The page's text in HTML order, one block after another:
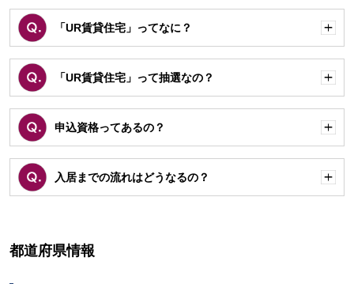
「UR賃貸住宅」ってなに？
く
「UR賃貸住宅」って抽選なの？
く
申込資格ってあるの？
く
入居までの流れはどうなるの？
く
都道府県情報